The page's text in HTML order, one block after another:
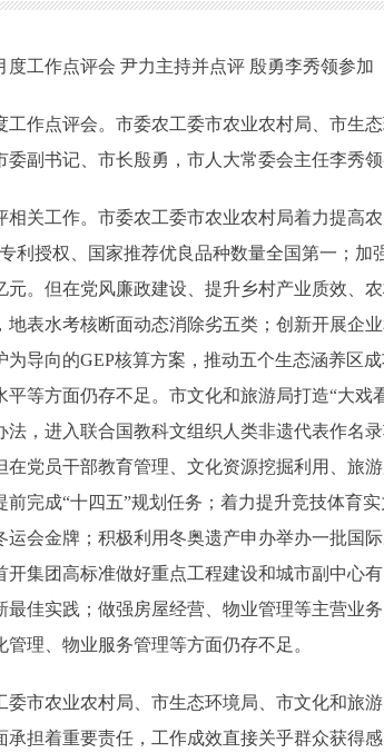
工作点评会 尹力主持并点评 殷勇李秀领参加
点评会。市委农工委市农业农村局、市生
副书记、市长殷勇，市人大常委会主任李秀领
工作。市委农工委市农业农村局着力提高
利授权、国家推荐优良品种数量全国第一；
元。但在党风廉政建设、提升乡村产业质效、
地表水考核断面动态消除劣五类；创新开展企
为导向的GEP核算方案，推动五个生态涵养区
平等方面仍存不足。市文化和旅游局打造“大
法，进入联合国教科文组织人类非遗代表作名
在党员干部教育管理、文化资源挖掘利用、旅
前完成“十四五”规划任务；着力提升竞技体育
运会金牌；积极利用冬奥遗产申办举办一批国
开集团高标准做好重点工程建设和城市副中心
最佳实践；做强房屋经营、物业管理等主营业
理、物业服务管理等方面仍存不足。
农业农村局、市生态环境局、市文化和旅游
担着重要责任，工作成效直接关乎群众获得